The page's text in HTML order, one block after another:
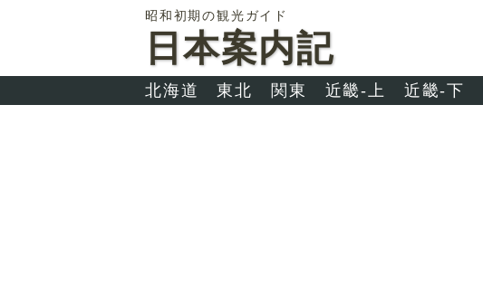
昭和初期の観光ガイド
日本案内記
北海道 東北 関東 近畿-上 近畿-下